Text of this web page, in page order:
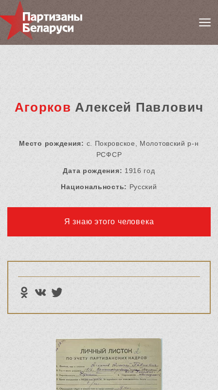
Агорков Алексей Павлович
Место рождения: с. Покровское, Молотовский р-н
РСФСР
Дата рождения: 1916 год
Национальность: Русский
Я знаю этого человека